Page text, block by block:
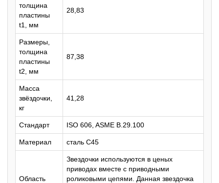
толщина
пластины
t1, мм
28,83
Размеры,
толщина
пластины
t2, мм
87,38
Масса
звёздочки,
кг
41,28
Стандарт ISO 606, ASME B.29.100
Материал сталь C45
Область
Звездочки используются в ценых
приводах вместе с приводными
роликовыми цепями. Данная звездочка